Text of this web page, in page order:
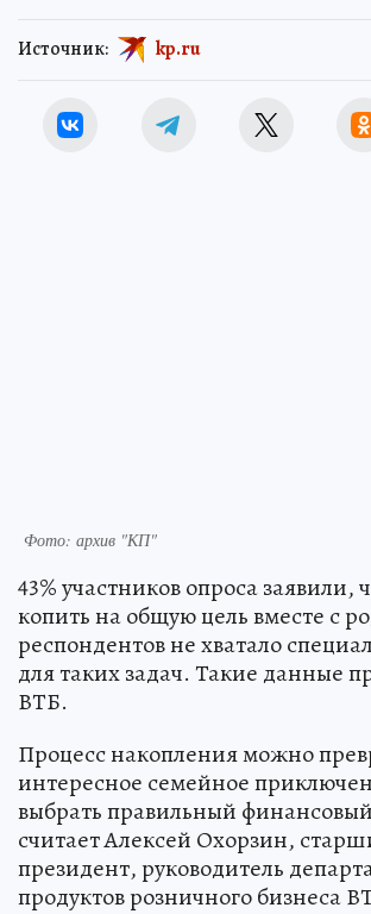
Источник: kp.ru
Фото: архив "КП"
43% участников опроса заявили,
копить на общую цель вместе с
респондентов не хватало
для таких задач. Такие данные
ВТБ.
Процесс накопления можно
интересное семейное
выбрать правильный
считает Алексей Охорзин,
президент, руководитель
продуктов розничного бизнеса